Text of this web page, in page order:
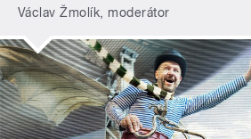
Václav Žmolík, moderátor